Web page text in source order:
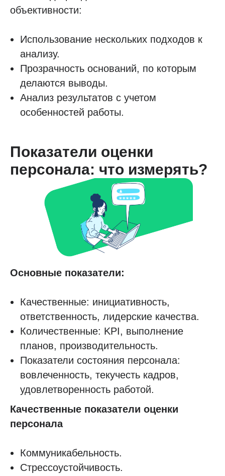
объективности:
Использование нескольких подходов к
анализу.
Прозрачность оснований, по которым
делаются выводы.
Анализ результатов с учетом
особенностей работы.
Показатели оценки
персонала: что измерять?
Основные показатели:
Качественные: инициативность,
ответственность, лидерские качества.
Количественные: KPI, выполнение
планов, производительность.
Показатели состояния персонала:
вовлеченность, текучесть кадров,
удовлетворенность работой.
Качественные показатели оценки
персонала
Коммуникабельность.
Стрессоустойчивость.